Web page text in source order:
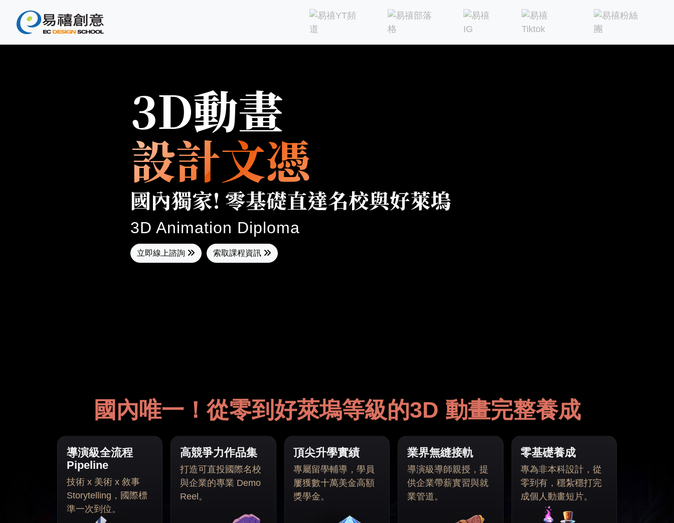
3D動畫設計文憑課程
3D動畫設計文憑，學習完整動畫製作流程，帶你快速接軌國際，進入國際動畫學界、產業界。
3D場景設計、3D模型製作、貼圖、打光、3D視覺特效與更多動畫後製技巧！Autodesk原廠認證教學中心，
業界動畫導演親自指導，教你如何活用MAYA 3D 動畫、3D視覺合成特效、動態速寫、角色設計，不僅讓你掌
握動畫技術，更讓你懂得說故事!成為國際3D動畫師，立即來電易禧洽詢課程。
台北動畫課程推薦，課程帶你掌握3D動畫創作心法，從故事編導、分鏡腳本, 角色設計、2D角色動畫、2D3D場景設計，AE, NUKE, ZB, MAYA, Blender,3D建模, 打光, 骨
架, 3D模型貼圖, 3D視覺合成特效, VFX,用好萊塢的動畫製作概念帶你進行創作，從觀念、手繪到實際數位工具操作，由業界設計師與資深動畫導演帶你穩紮穩打入行動畫
設計。現在就加入課程學習，準備好作品集，還可以努力通過面試參與3D動畫工作實習。不論是未來要設計留學, 前進歐美設計名校，或是要直接進入動畫職場，找動畫
工作，讓易禧幫助你向3D動畫產業人才的方向前進吧！
3D動畫
設計文憑
國內獨家! 零基礎直達名校與好萊塢
3D Animation Diploma
立即線上諮詢 索取課程資訊
國內唯一！從零到好萊塢等級的3D 動畫完整養成
導演級全流程
Pipeline
技術 x 美術 x 敘事
Storytelling，國際標
準一次到位。
高競爭力作品集
打造可直投國際名校
與企業的專業 Demo
Reel。
頂尖升學實績
專屬留學輔導，學員
屢獲數十萬美金高額
獎學金。
業界無縫接軌
導演級導師親授，提
供企業帶薪實習與就
業管道。
零基礎養成
專為非本科設計，從
零到有，穩紮穩打完
成個人動畫短片。